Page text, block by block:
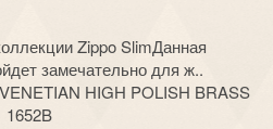
Zippo SlimДанная
замечательно для ж..